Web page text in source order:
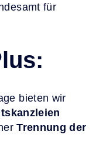
für
bieten wir
Trennung der